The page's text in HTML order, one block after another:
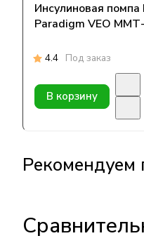
Инсулиновая
Paradigm VEO
4.4 Под заказ
В корзину
Рекомендуем